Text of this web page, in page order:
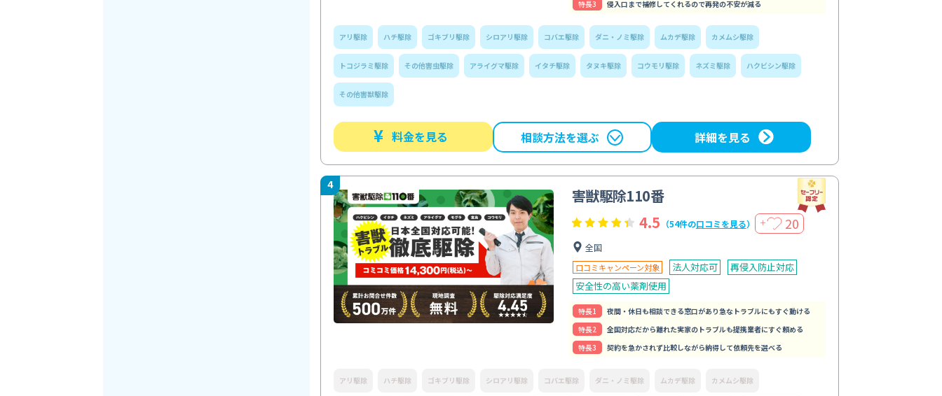
特⻑3
侵入口まで補修してくれるので再発の不安が減る
アリ駆除 ハチ駆除 ゴキブリ駆除 シロアリ駆除 コバエ駆除 ダニ・ノミ駆除 ムカデ駆除 カメムシ駆除
トコジラミ駆除 その他害虫駆除 アライグマ駆除 イタチ駆除 タヌキ駆除 コウモリ駆除 ネズミ駆除 ハクビシン駆除
その他害獣駆除
¥ 料金を見る 相談方法を選ぶ 詳細を見る
4
害獣駆除110番
4.5 （54件の口コミを見る） ＋ 20
全国
口コミキャンペーン対象 法人対応可
再侵入防止対応
安全性の高い薬剤使用
特⻑1
夜間・休日も相談できる窓口があり急なトラブルにもすぐ動ける
特⻑2
全国対応だから離れた実家のトラブルも提携業者にすぐ頼める
特⻑3
契約を急かされず比較しながら納得して依頼先を選べる
アリ駆除 ハチ駆除 ゴキブリ駆除 シロアリ駆除 コバエ駆除 ダニ・ノミ駆除 ムカデ駆除 カメムシ駆除